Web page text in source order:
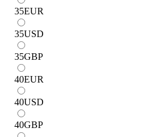
35EUR
35USD
35GBP
40EUR
40USD
40GBP